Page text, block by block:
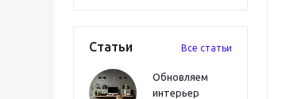
Статьи Все статьи
Обновляем
интерьер